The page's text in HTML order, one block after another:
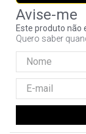
Este produto não
Quero saber